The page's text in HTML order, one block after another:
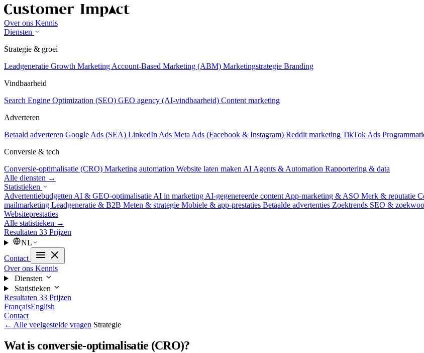
Over ons Kennis
Diensten
Strategie & groei
Leadgeneratie Growth Marketing Account-Based Marketing (ABM) Marketingstrategie Branding
Vindbaarheid
Search Engine Optimization (SEO) GEO agency (AI-vindbaarheid) Content marketing
Adverteren
Betaald adverteren Google Ads (SEA) LinkedIn Ads Meta Ads (Facebook & Instagram) Reddit marketing TikTok Ads
Conversie & tech
Conversie-optimalisatie (CRO) Marketing automation Website laten maken AI Agents & Automation Rapportering & data
Alle diensten →
Statistieken
Advertentiebudgetten AI & GEO-optimalisatie AI in marketing AI-gegenereerde content App-marketing & ASO Merk & reputatie
mailmarketing Leadgeneratie & B2B Meten & strategie Mobiele & app-prestaties Betaalde advertenties Zoektrends SEO &
Websiteprestaties
Alle statistieken →
Resultaten 33 Prijzen
NL
Contact
Over ons Kennis
Diensten
Statistieken
Resultaten 33 Prijzen
FrançaisEnglish
Contact
← Alle veelgestelde vragen Strategie
Wat is conversie-optimalisatie (CRO)?